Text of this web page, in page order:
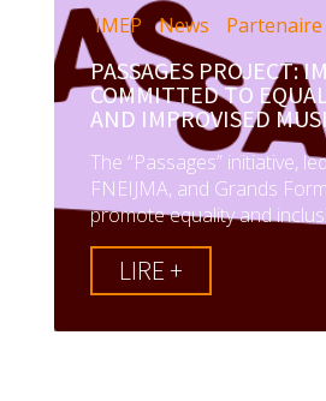
IMEP News Partenaire
PASSAGES PROJECT:
COMMITTED TO
AND IMPROVISED
The “Passages” initiative,
FNEIJMA, and Grands
promote equality and
LIRE +